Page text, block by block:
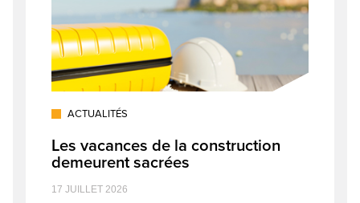
ACTUALITÉS
Les vacances de la construction
demeurent sacrées
17 JUILLET 2026